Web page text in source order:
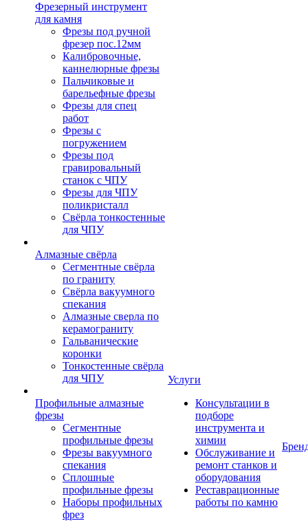
Фрезерный инструмент
для камня
Фрезы под ручной
фрезер пос.12мм
Калибровочные,
каннелюрные фрезы
Пальчиковые и
барельефные фрезы
Фрезы для спец
работ
Фрезы с
погружением
Фрезы под
гравировальный
станок с ЧПУ
Фрезы для ЧПУ
поликристалл
Свёрла тонкостенные
для ЧПУ
Алмазные свёрла
Сегментные свёрла
по граниту
Свёрла вакуумного
спекания
Алмазные сверла по
керамограниту
Гальванические
коронки
Тонкостенные свёрла
для ЧПУ
Профильные алмазные
фрезы
Сегментные
профильные фрезы
Фрезы вакуумного
спекания
Сплошные
профильные фрезы
Наборы профильных
фрез
Услуги
Консультации в
подборе
инструмента и
химии
Обслуживание и
ремонт станков и
оборудования
Реставрационные
работы по камню